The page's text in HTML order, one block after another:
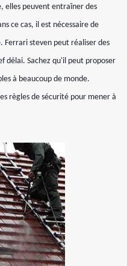
elles peuvent entraîner des
ce cas, il est nécessaire de
Ferrari steven peut réaliser des
délai. Sachez qu'il peut proposer
à beaucoup de monde.
règles de sécurité pour mener à